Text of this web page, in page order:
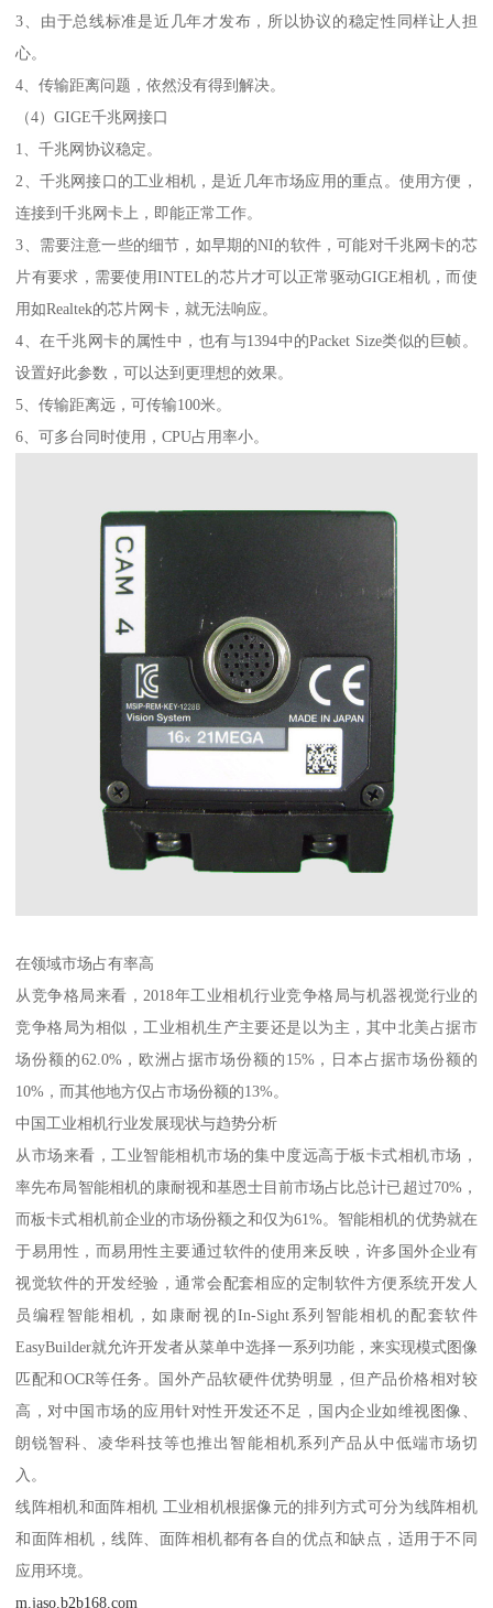
3、由于总线标准是近几年才发布，所以协议的稳定性同样让人担
心。
4、传输距离问题，依然没有得到解决。
（4）GIGE千兆网接口
1、千兆网协议稳定。
2、千兆网接口的工业相机，是近几年市场应用的重点。使用方便，
连接到千兆网卡上，即能正常工作。
3、需要注意一些的细节，如早期的NI的软件，可能对千兆网卡的芯
片有要求，需要使用INTEL的芯片才可以正常驱动GIGE相机，而使
用如Realtek的芯片网卡，就无法响应。
4、在千兆网卡的属性中，也有与1394中的Packet Size类似的巨帧。
设置好此参数，可以达到更理想的效果。
5、传输距离远，可传输100米。
6、可多台同时使用，CPU占用率小。
在领域市场占有率高
从竞争格局来看，2018年工业相机行业竞争格局与机器视觉行业的
竞争格局为相似，工业相机生产主要还是以为主，其中北美占据市
场份额的62.0%，欧洲占据市场份额的15%，日本占据市场份额的
10%，而其他地方仅占市场份额的13%。
中国工业相机行业发展现状与趋势分析
从市场来看，工业智能相机市场的集中度远高于板卡式相机市场，
率先布局智能相机的康耐视和基恩士目前市场占比总计已超过70%，
而板卡式相机前企业的市场份额之和仅为61%。智能相机的优势就在
于易用性，而易用性主要通过软件的使用来反映，许多国外企业有
视觉软件的开发经验，通常会配套相应的定制软件方便系统开发人
员编程智能相机，如康耐视的In-Sight系列智能相机的配套软件
EasyBuilder就允许开发者从菜单中选择一系列功能，来实现模式图像
匹配和OCR等任务。国外产品软硬件优势明显，但产品价格相对较
高，对中国市场的应用针对性开发还不足，国内企业如维视图像、
朗锐智科、凌华科技等也推出智能相机系列产品从中低端市场切
入。
线阵相机和面阵相机 工业相机根据像元的排列方式可分为线阵相机
和面阵相机，线阵、面阵相机都有各自的优点和缺点，适用于不同
应用环境。
m.jaso.b2b168.com